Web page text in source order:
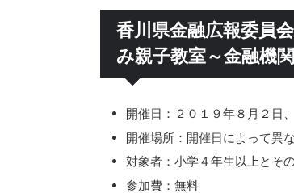
香川県金融広報委員
み親子教室～金融機
開催日：２０１９年８月２日
開催場所：開催日によって異
対象者：小学４年生以上とそ
参加費：無料